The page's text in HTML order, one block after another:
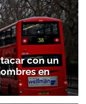
con un
en